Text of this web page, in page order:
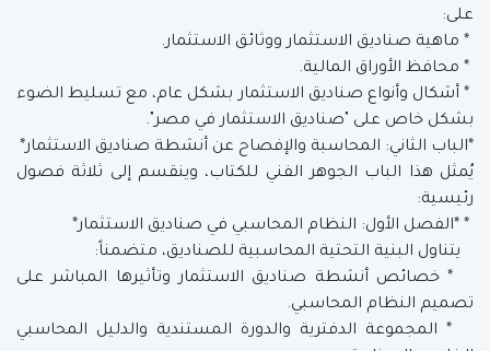
على:
* ماهية صناديق الاستثمار ووثائق الاستثمار.
* محافظ الأوراق المالية.
* أشكال وأنواع صناديق الاستثمار بشكل عام، مع تسليط الضوء
بشكل خاص على "صناديق الاستثمار في مصر".
*الباب الثاني: المحاسبة والإفصاح عن أنشطة صناديق الاستثمار*
يُمثل هذا الباب الجوهر الفني للكتاب، وينقسم إلى ثلاثة فصول
رئيسية:
* *الفصل الأول: النظام المحاسبي في صناديق الاستثمار*
يتناول البنية التحتية المحاسبية للصناديق، متضمناً:
* خصائص أنشطة صناديق الاستثمار وتأثيرها المباشر على
تصميم النظام المحاسبي.
* المجموعة الدفترية والدورة المستندية والدليل المحاسبي